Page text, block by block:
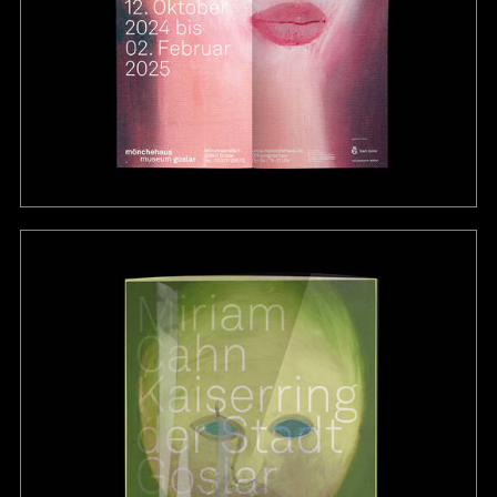
Michael Burges
Miriam Cahn
Abraham David Christian
Christo und Jeanne-Claude
Martin Denker
Rineke Dijkstra
Gia Edzgveradze
Wolfgang Ellenrieder
Jean Fautrier
Tom Fecht